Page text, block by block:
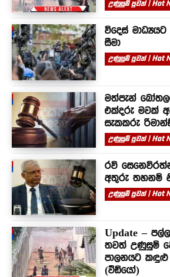
උණුසුම් පුවත් | Hot
විදෙස්
සීමා
උණුසුම් පුවත් | Hot
මත්පැන්
එක්දරු මවක්
සැකකරු
උණුසුම් පුවත් | Hot
රවි
අතුරු තහනම්
උණුසුම් පුවත් | Hot
Update –
තවත් උණුසුම්
පාලනයට කඳුළු
(වීඩියෝ)